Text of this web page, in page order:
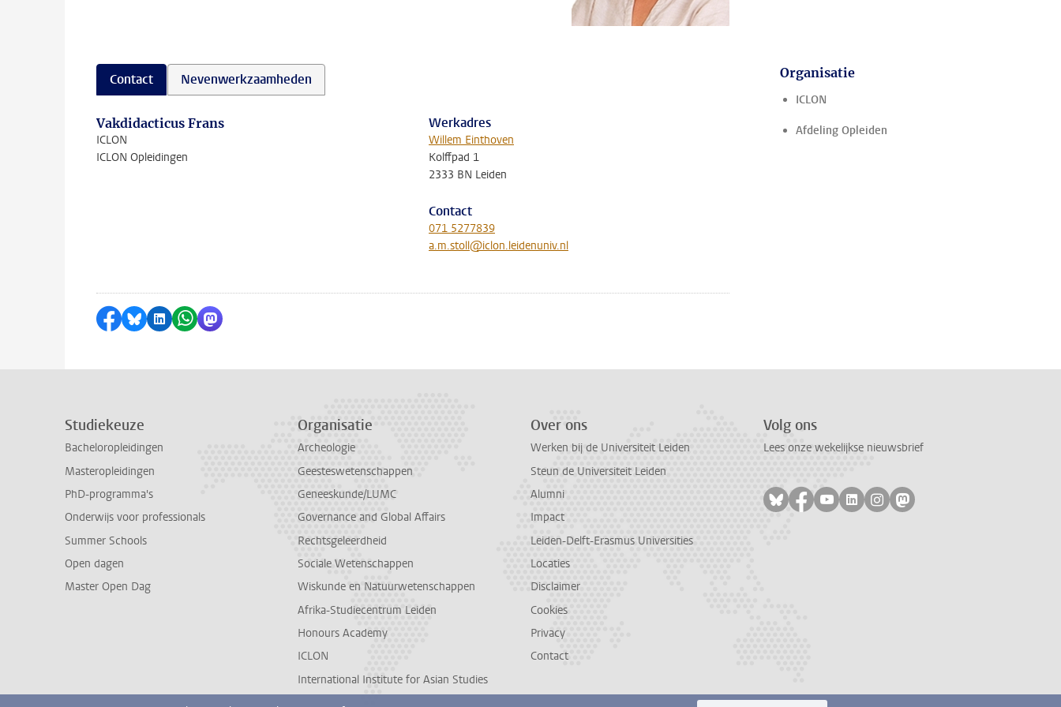
Contact Nevenwerkzaamheden
Vakdidacticus Frans
ICLON
ICLON Opleidingen
Werkadres
Willem Einthoven
Kolffpad 1
2333 BN Leiden
Contact
071 5277839
a.m.stoll@iclon.leidenuniv.nl
Delen op Facebook
Delen via Bluesky
Delen op LinkedIn
Delen via WhatsApp
Delen via Mastodon
Organisatie
ICLON
Afdeling Opleiden
Studiekeuze
Bacheloropleidingen
Masteropleidingen
PhD-programma's
Onderwijs voor professionals
Summer Schools
Open dagen
Master Open Dag
Organisatie
Archeologie
Geesteswetenschappen
Geneeskunde/LUMC
Governance and Global Affairs
Rechtsgeleerdheid
Sociale Wetenschappen
Wiskunde en Natuurwetenschappen
Afrika-Studiecentrum Leiden
Honours Academy
ICLON
International Institute for Asian Studies
Over ons
Werken bij de Universiteit Leiden
Steun de Universiteit Leiden
Alumni
Impact
Leiden-Delft-Erasmus Universities
Locaties
Disclaimer
Cookies
Privacy
Contact
Volg ons
Lees onze wekelijkse nieuwsbrief
Volg ons op bluesky
Volg ons op facebook
Volg ons op youtube
Volg ons op linkedin
Volg ons op instagram
Volg ons op mastodon